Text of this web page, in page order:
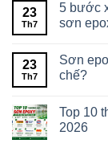
23
Th7
5 bước
sơn
23
Th7
Sơn
chế?
Top 10
2026